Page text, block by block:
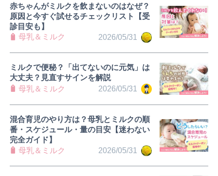
2026/05/31
赤ちゃんがミルクを飲まないのはなぜ？
原因と今すぐ試せるチェックリスト【受
診目安も】
母乳＆ミルク
2026/05/31
ミルクで便秘？「出てないのに元気」は
大丈夫？見直すサインを解説
母乳＆ミルク
2026/05/31
混合育児のやり方は？母乳とミルクの順
番・スケジュール・量の目安【迷わない
完全ガイド】
母乳＆ミルク